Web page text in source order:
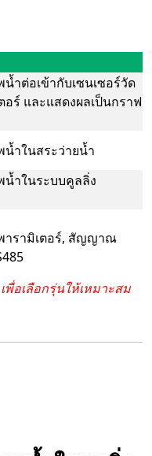
ำต่อเข้ากับเซนเซอร์วัด
อร์ และแสดงผลเป็นกราฟ
ำในสระว่ายน้ำ
น้ำในระบบคูลลิ่ง
ารามิเตอร์, สัญญาณ
พื่อเลือกรุ่นให้เหมาะสม